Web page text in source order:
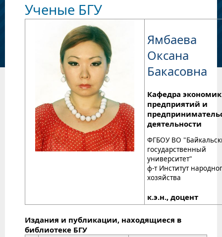
Ученые БГУ
Ямбаева
Оксана
Бакасовна
Кафедра
предприятий и
деятельности
ФГБОУ ВО
государственный
университет"
ф-т Институт
хозяйства
к.э.н., доцент
Издания и публикации, находящиеся в
библиотеке БГУ